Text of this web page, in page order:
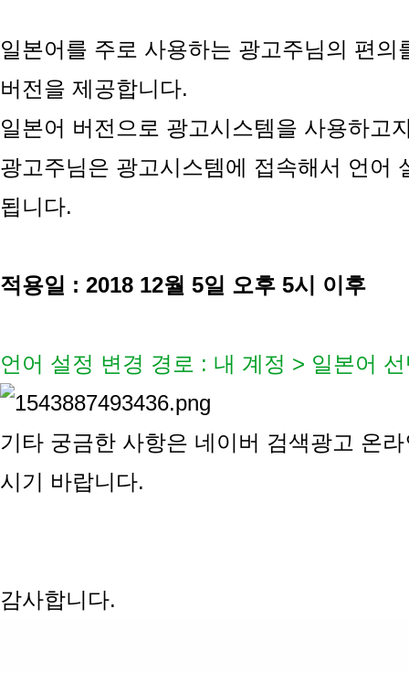
일본어를 주로 사용하는 광고주님의 편
버전을 제공합니다.
일본어 버전으로 광고시스템을 사용하고
광고주님은 광고시스템에 접속해서 언어
됩니다.
적용일 : 2018 12월 5일 오후 5시 이후
언어 설정 변경 경로 : 내 계정 > 일본어
기타 궁금한 사항은 네이버 검색광고 온
시기 바랍니다.
감사합니다.